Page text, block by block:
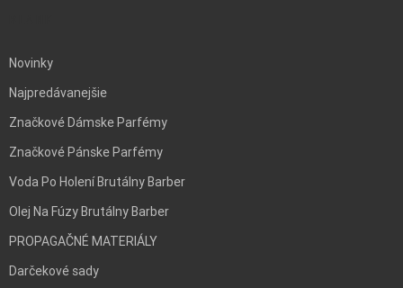
Novinky
Najpredávanejšie
Značkové Dámske Parfémy
Značkové Pánske Parfémy
Voda Po Holení Brutálny Barber
Olej Na Fúzy Brutálny Barber
PROPAGAČNÉ MATERIÁLY
Darčekové sady